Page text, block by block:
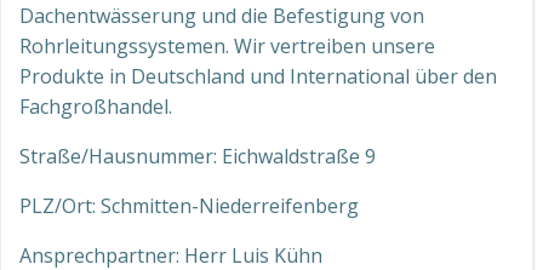
Dachentwässerung und die Befestigung von
Rohrleitungssystemen. Wir vertreiben unsere
Produkte in Deutschland und International über den
Fachgroßhandel.
Straße/Hausnummer: Eichwaldstraße 9
PLZ/Ort: Schmitten-Niederreifenberg
Ansprechpartner: Herr Luis Kühn